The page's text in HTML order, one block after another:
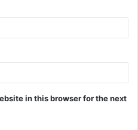
in this browser for the next